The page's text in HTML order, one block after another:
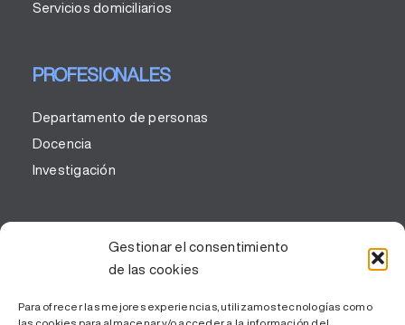
Gestionar el consentimiento
de las cookies
Para ofrecer las mejores experiencias, utilizamos tecnologías como
Servicios domiciliarios
PROFESIONALES
Departamento de personas
Docencia
Investigación
CORPORATIVO
Portal de la transparencia y buen gobierno